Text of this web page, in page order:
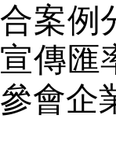
合案例
宣傳匯
參會企